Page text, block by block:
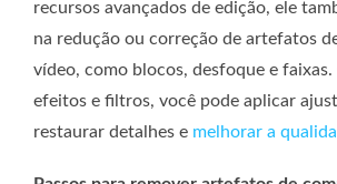
recursos avançados de edição, ele
na redução ou correção de artefatos
vídeo, como blocos, desfoque e faixas.
efeitos e filtros, você pode aplicar
restaurar detalhes e melhorar a